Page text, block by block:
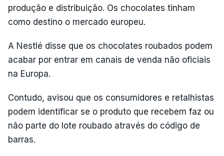
produção e distribuição. Os chocolates tinham
como destino o mercado europeu.
A Nestlé disse que os chocolates roubados podem
acabar por entrar em canais de venda não oficiais
na Europa.
Contudo, avisou que os consumidores e retalhistas
podem identificar se o produto que recebem faz ou
não parte do lote roubado através do código de
barras.